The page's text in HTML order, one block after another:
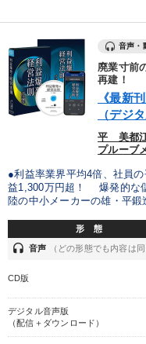
音声・
廃業寸前
再建！
《最新
（デジ
平 美都
プルーブ
●利益率業界平均4倍、社員
益1,300万円超！ 爆発的な
陸の中小メーカーの雄・平鍛
形 態
headset 音声 （どの形態でも内容は同
CD版
デジタル音声版
（配信＋ダウンロード）